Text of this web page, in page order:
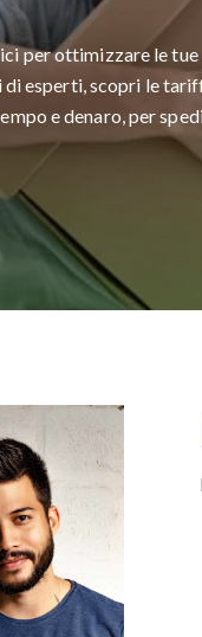
per ottimizzare le tue
esperti, scopri le
e denaro, per